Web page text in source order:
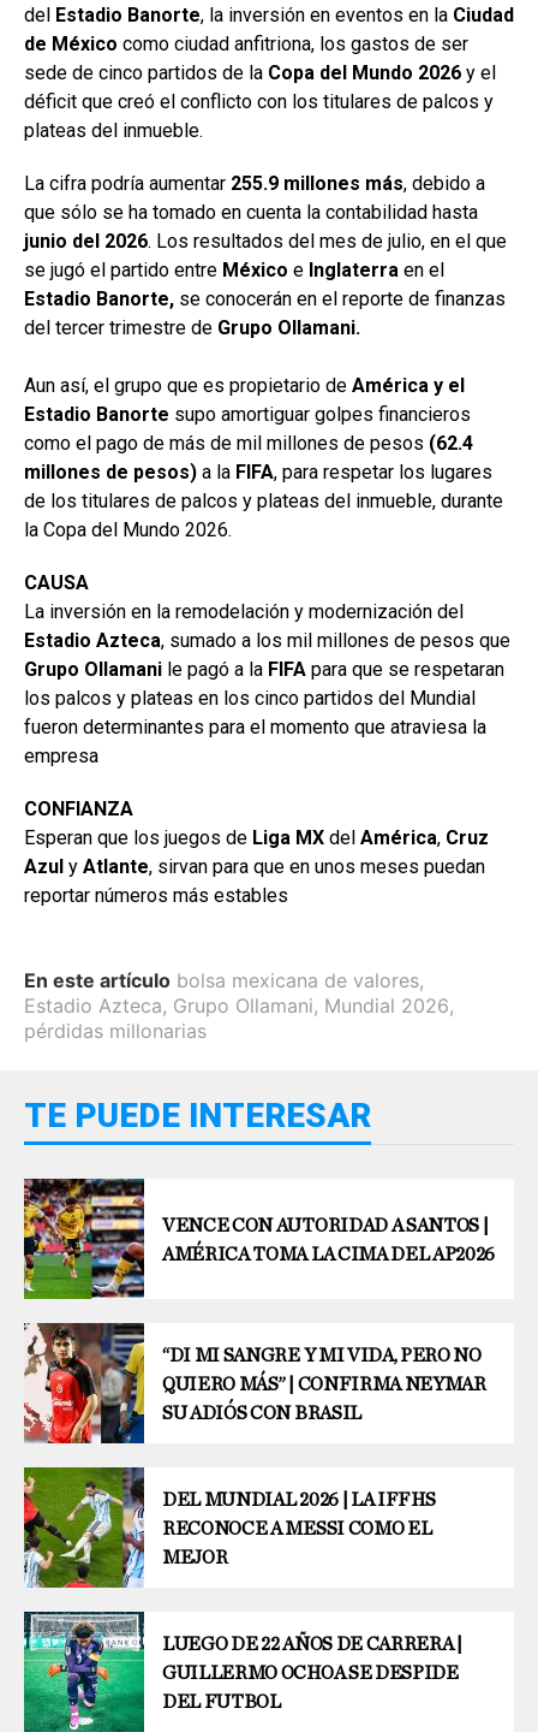
del Estadio Banorte, la inversión en eventos en la Ciudad
de México como ciudad anfitriona, los gastos de ser
sede de cinco partidos de la Copa del Mundo 2026 y el
déficit que creó el conflicto con los titulares de palcos y
plateas del inmueble.
La cifra podría aumentar 255.9 millones más, debido a
que sólo se ha tomado en cuenta la contabilidad hasta
junio del 2026. Los resultados del mes de julio, en el que
se jugó el partido entre México e Inglaterra en el
Estadio Banorte, se conocerán en el reporte de finanzas
del tercer trimestre de Grupo Ollamani.
Aun así, el grupo que es propietario de América y el
Estadio Banorte supo amortiguar golpes financieros
como el pago de más de mil millones de pesos (62.4
millones de pesos) a la FIFA, para respetar los lugares
de los titulares de palcos y plateas del inmueble, durante
la Copa del Mundo 2026.
CAUSA
La inversión en la remodelación y modernización del
Estadio Azteca, sumado a los mil millones de pesos que
Grupo Ollamani le pagó a la FIFA para que se respetaran
los palcos y plateas en los cinco partidos del Mundial
fueron determinantes para el momento que atraviesa la
empresa
CONFIANZA
Esperan que los juegos de Liga MX del América, Cruz
Azul y Atlante, sirvan para que en unos meses puedan
reportar números más estables
En este artículo bolsa mexicana de valores,
Estadio Azteca, Grupo Ollamani, Mundial 2026,
pérdidas millonarias
TE PUEDE INTERESAR
VENCE CON AUTORIDAD A SANTOS |
AMÉRICA TOMA LA CIMA DEL AP2026
“DI MI SANGRE Y MI VIDA, PERO NO
QUIERO MÁS” | CONFIRMA NEYMAR
SU ADIÓS CON BRASIL
DEL MUNDIAL 2026 | LA IFFHS
RECONOCE A MESSI COMO EL
MEJOR
LUEGO DE 22 AÑOS DE CARRERA |
GUILLERMO OCHOA SE DESPIDE
DEL FUTBOL